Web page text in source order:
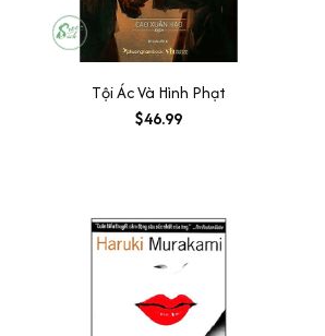
Tội Ác Và Hình Phạt
$46.99